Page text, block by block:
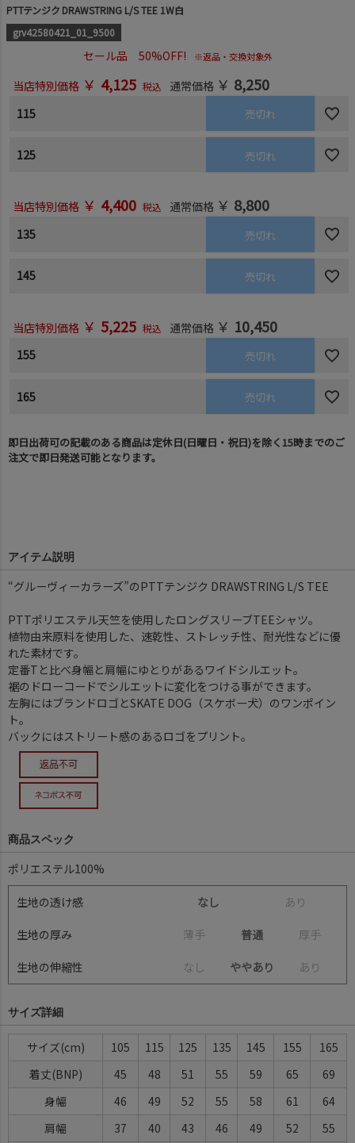
PTTテンジク DRAWSTRING L/S TEE 1W白
grv42580421_01_9500
セール品 50%OFF! ※返品・交換対象外
当店特別価格 ￥ 4,125 税込 通常価格 ￥ 8,250
115 売切れ
125 売切れ
当店特別価格 ￥ 4,400 税込 通常価格 ￥ 8,800
135 売切れ
145 売切れ
当店特別価格 ￥ 5,225 税込 通常価格 ￥ 10,450
155 売切れ
165 売切れ
即日出荷可の記載のある商品は定休日(日曜日・祝日)を除く15時までのご
注文で即日発送可能となります。
アイテム説明
“グルーヴィーカラーズ”のPTTテンジク DRAWSTRING L/S TEE
PTTポリエステル天竺を使用したロングスリーブTEEシャツ。
植物由来原料を使用した、速乾性、ストレッチ性、耐光性などに優
れた素材です。
定番Tと比べ身幅と肩幅にゆとりがあるワイドシルエット。
裾のドローコードでシルエットに変化をつける事ができます。
左胸にはブランドロゴとSKATE DOG（スケボー犬）のワンポイン
ト。
バックにはストリート感のあるロゴをプリント。
商品スペック
ポリエステル100%
生地の透け感 なし あ り
生地の厚み 薄手 普通 厚手
生地の伸縮性 な し ややあり あ り
サイズ詳細
サイズ 105 115 125 135 145 155
165
着丈(BNP)
45 48 51 55 59 65
69
身幅
46 49 52 55 58 61
64
肩幅
37 40 43 46 49 52 55